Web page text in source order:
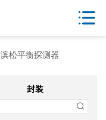
滨松平衡探测器
封装